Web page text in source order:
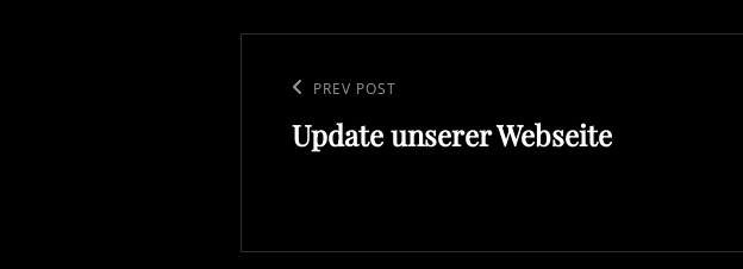
Previous
Post
PREV POST
Update unserer Webseite